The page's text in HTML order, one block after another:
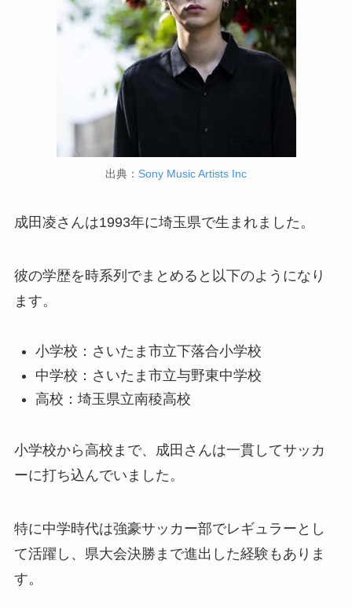
出典： Sony Music Artists Inc
成田凌さんは1993年に埼玉県で生まれました。
彼の学歴を時系列でまとめると以下のようになり
ます。
小学校：さいたま市立下落合小学校
中学校：さいたま市立与野東中学校
高校：埼玉県立南稜高校
小学校から高校まで、成田さんは一貫してサッカ
ーに打ち込んでいました。
特に中学時代は強豪サッカー部でレギュラーとし
て活躍し、県大会決勝まで進出した経験もありま
す。